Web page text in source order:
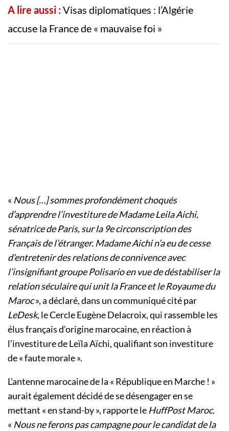
A lire aussi :Visas diplomatiques : l’Algérie
accuse la France de « mauvaise foi »
« Nous […] sommes profondément choqués
d’apprendre l’investiture de Madame Leila Aichi,
sénatrice de Paris, sur la 9e circonscription des
Français de l’étranger. Madame Aichi n’a eu de cesse
d’entretenir des relations de connivence avec
l’insignifiant groupe Polisario en vue de déstabiliser la
relation séculaire qui unit la France et le Royaume du
Maroc», a déclaré, dans un communiqué cité par
LeDesk, le Cercle Eugène Delacroix, qui rassemble les
élus français d’origine marocaine, en réaction à
l’investiture de Leïla Aïchi, qualifiant son investiture
de « faute morale ».
L’antenne marocaine de la « République en Marche ! »
aurait également décidé de se désengager en se
mettant « en stand-by », rapporte le HuffPost Maroc.
« Nous ne ferons pas campagne pour le candidat de la